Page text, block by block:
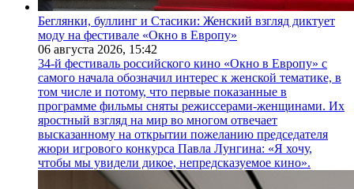
Беглянки, буллинг и Стасики: Женский взгляд диктует
моду на фестивале «Окно в Европу»
06 августа 2026, 15:42
34-й фестиваль российского кино «Окно в Европу» с
самого начала обозначил интерес к женской тематике, в
том числе и потому, что первые показанные в
программе фильмы сняты режиссерами-женщинами. Их
яростный взгляд на мир во многом отвечает
высказанному на открытии пожеланию председателя
жюри игрового конкурса Павла Лунгина: «Я хочу,
чтобы мы увидели дикое, непредсказуемое кино».